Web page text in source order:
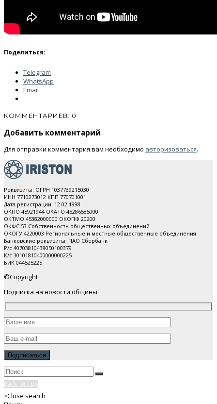
Поделиться:
Telegram
WhatsApp
Email
КОММЕНТАРИЕВ: 0
Добавить комментарий
Для отправки комментария вам необходимо авторизоваться.
Реквизиты: ОГРН 1037739215030
ИНН 7710273012 КПП 770701001
Дата регистрации: 12.02.1998
ОКПО 45921944 ОКАТО 45286585000
ОКТМО 45382000000 ОКОПФ 20200
ОКФС 53 Собственность общественных объединений
ОКОГУ 4220003 Региональные и местные общественные объединения
Банковские реквизиты: ПАО Cбербанк
Р/с 40703810438050100379
К/с 30101810400000000225
БИК 044525225
©Copyright
Подписка на новости общины
Back To Top
×Close search